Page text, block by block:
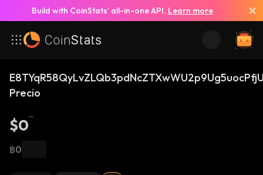
Build with CoinStats’ all-in-one API. Learn more
Precio
$0
฿0